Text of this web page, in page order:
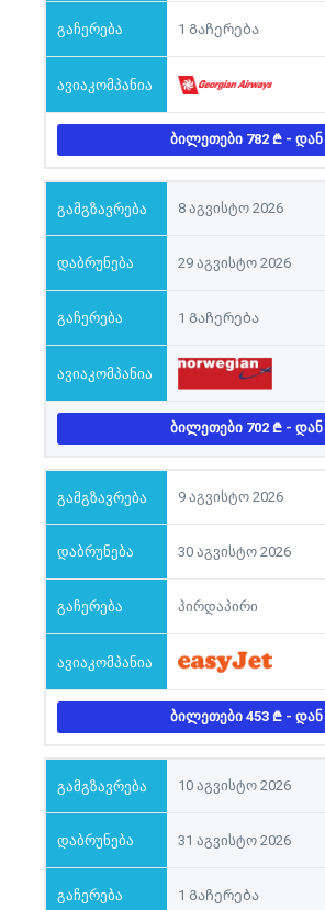
1 Გაჩერება
ᲑᲘᲚᲔᲗᲔᲑᲘ 782 - ᲓᲐᲜ
8 აგვისტო 2026
29 აგვისტო 2026
1 Გაჩერება
ᲑᲘᲚᲔᲗᲔᲑᲘ 702 - ᲓᲐᲜ
9 აგვისტო 2026
30 აგვისტო 2026
პირდაპირი
ᲑᲘᲚᲔᲗᲔᲑᲘ 453 - ᲓᲐᲜ
10 აგვისტო 2026
31 აგვისტო 2026
1 Გაჩერება